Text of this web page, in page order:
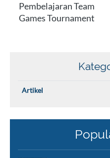
Pembelajaran Team
Games Tournament
Artikel